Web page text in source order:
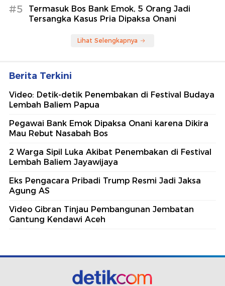
#5
Termasuk Bos Bank Emok, 5 Orang Jadi
Tersangka Kasus Pria Dipaksa Onani
Lihat Selengkapnya
Berita Terkini
Video: Detik-detik Penembakan di Festival Budaya
Lembah Baliem Papua
Pegawai Bank Emok Dipaksa Onani karena Dikira
Mau Rebut Nasabah Bos
2 Warga Sipil Luka Akibat Penembakan di Festival
Lembah Baliem Jayawijaya
Eks Pengacara Pribadi Trump Resmi Jadi Jaksa
Agung AS
Video Gibran Tinjau Pembangunan Jembatan
Gantung Kendawi Aceh